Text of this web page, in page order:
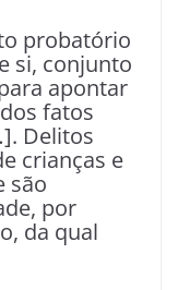
probatório
si, conjunto
apontar
fatos
Delitos
crianças e
são
por
da qual